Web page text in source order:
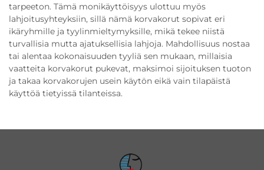
tarpeeton. Tämä monikäyttöisyys ulottuu myös
lahjoitusyhteyksiin, sillä nämä korvakorut sopivat eri
ikäryhmille ja tyylinmieltymyksille, mikä tekee niistä
turvallisia mutta ajatuksellisia lahjoja. Mahdollisuus nostaa
tai alentaa kokonaisuuden tyyliä sen mukaan, millaisia
vaatteita korvakorut pukevat, maksimoi sijoituksen tuoton
ja takaa korvakorujen usein käytön eikä vain tilapäistä
käyttöä tietyissä tilanteissa.